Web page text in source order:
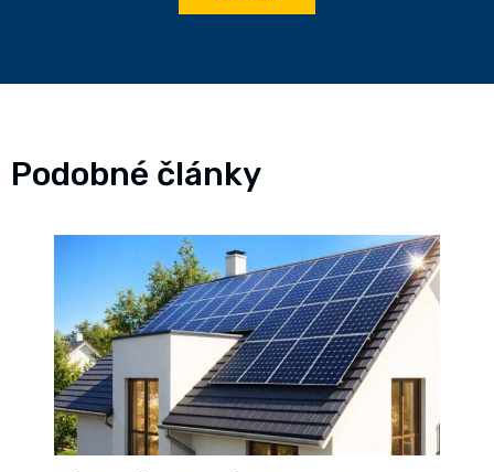
Podobné články